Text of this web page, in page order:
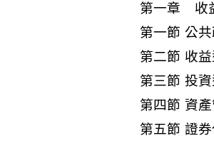
第一章 收
第一節 公
第二節 收
第三節 投
第四節 資
第五節 證